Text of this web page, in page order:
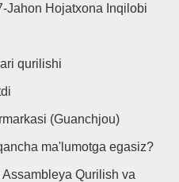
Jahon Hojatxona Inqilobi
qurilishi
(Guanchjou)
ma'lumotga egasiz?
Qurilish va